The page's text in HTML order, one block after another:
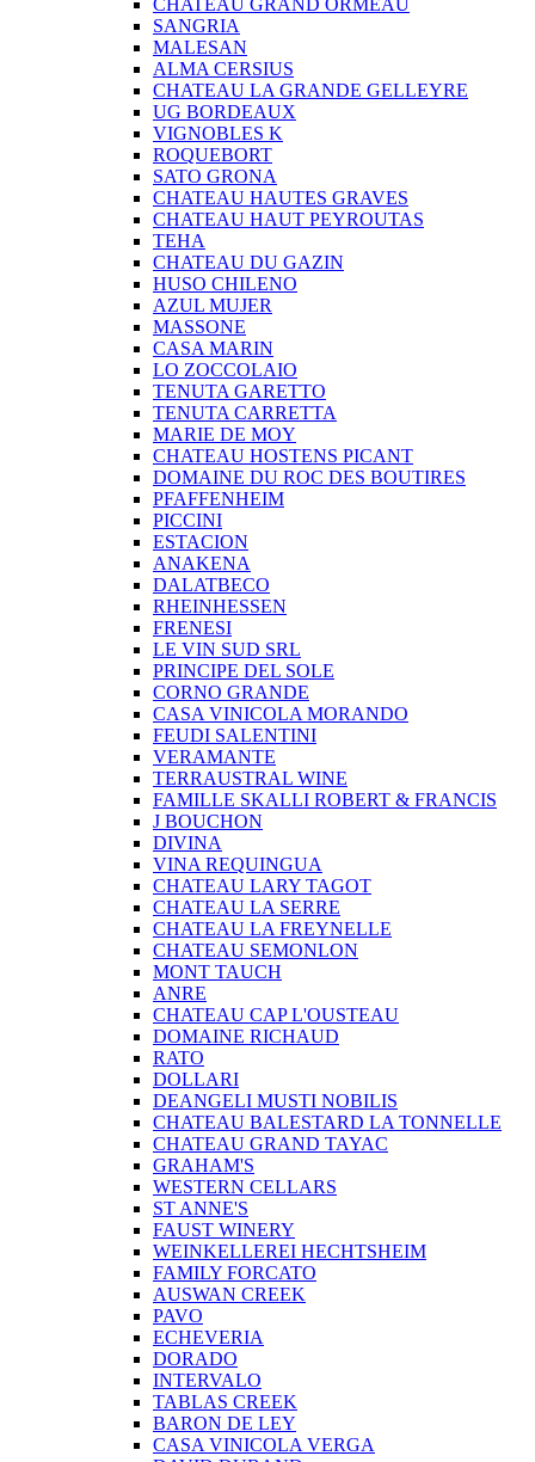
CHATEAU GRAND ORMEAU
SANGRIA
MALESAN
ALMA CERSIUS
CHATEAU LA GRANDE GELLEYRE
UG BORDEAUX
VIGNOBLES K
ROQUEBORT
SATO GRONA
CHATEAU HAUTES GRAVES
CHATEAU HAUT PEYROUTAS
TEHA
CHATEAU DU GAZIN
HUSO CHILENO
AZUL MUJER
MASSONE
CASA MARIN
LO ZOCCOLAIO
TENUTA GARETTO
TENUTA CARRETTA
MARIE DE MOY
CHATEAU HOSTENS PICANT
DOMAINE DU ROC DES BOUTIRES
PFAFFENHEIM
PICCINI
ESTACION
ANAKENA
DALATBECO
RHEINHESSEN
FRENESI
LE VIN SUD SRL
PRINCIPE DEL SOLE
CORNO GRANDE
CASA VINICOLA MORANDO
FEUDI SALENTINI
VERAMANTE
TERRAUSTRAL WINE
FAMILLE SKALLI ROBERT & FRANCIS
J BOUCHON
DIVINA
VINA REQUINGUA
CHATEAU LARY TAGOT
CHATEAU LA SERRE
CHATEAU LA FREYNELLE
CHATEAU SEMONLON
MONT TAUCH
ANRE
CHATEAU CAP L'OUSTEAU
DOMAINE RICHAUD
RATO
DOLLARI
DEANGELI MUSTI NOBILIS
CHATEAU BALESTARD LA TONNELLE
CHATEAU GRAND TAYAC
GRAHAM'S
WESTERN CELLARS
ST ANNE'S
FAUST WINERY
WEINKELLEREI HECHTSHEIM
FAMILY FORCATO
AUSWAN CREEK
PAVO
ECHEVERIA
DORADO
INTERVALO
TABLAS CREEK
BARON DE LEY
CASA VINICOLA VERGA